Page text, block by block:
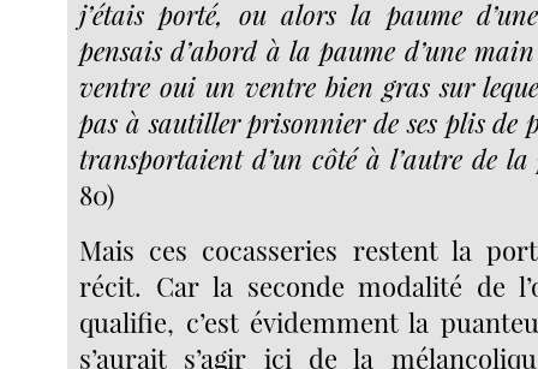
j’étais porté, ou alors la paume
pensais d’abord à la paume d’une
ventre oui un ventre bien gras sur
pas à sautiller prisonnier de ses plis de
transportaient d’un côté à l’autre de
80)
Mais ces cocasseries restent la
récit. Car la seconde modalité de
qualifie, c’est évidemment la
s’aurait s’agir ici de la